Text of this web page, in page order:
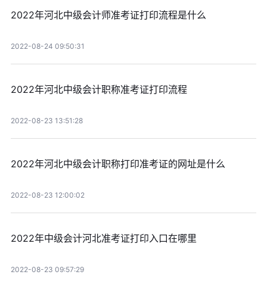
2022年河北中级会计师准考证打印流程是什么
2022-08-24 09:50:31
2022年河北中级会计职称准考证打印流程
2022-08-23 13:51:28
2022年河北中级会计职称打印准考证的网址是什么
2022-08-23 12:00:02
2022年中级会计河北准考证打印入口在哪里
2022-08-23 09:57:29